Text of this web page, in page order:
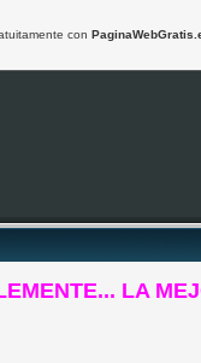
LA
con